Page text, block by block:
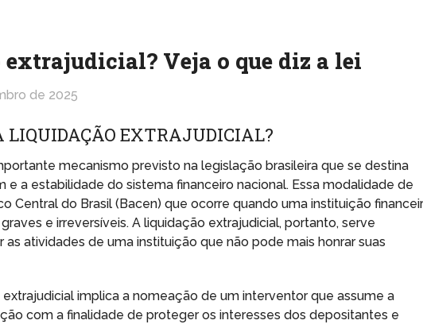
extrajudicial? Veja o que diz a lei
de 2025
LIQUIDAÇÃO EXTRAJUDICIAL?
mecanismo previsto na legislação brasileira que se destina
e a estabilidade do sistema financeiro nacional. Essa modalidade de
Central do Brasil (Bacen) que ocorre quando uma instituição
e irreversíveis. A liquidação extrajudicial, portanto, serve
atividades de uma instituição que não pode mais honrar suas
implica a nomeação de um interventor que assume a
com a finalidade de proteger os interesses dos depositantes e